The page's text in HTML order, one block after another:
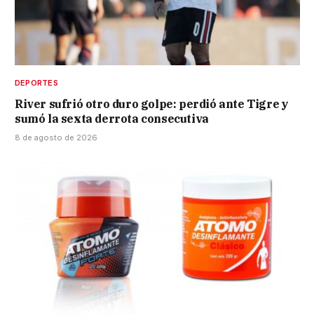
DEPORTES
River sufrió otro duro golpe: perdió ante Tigre y
sumó la sexta derrota consecutiva
8 de agosto de 2026